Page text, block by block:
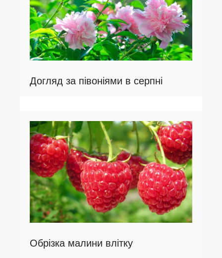
Догляд за півоніями в серпні
Обрізка малини влітку